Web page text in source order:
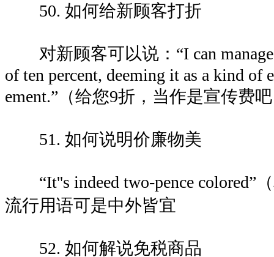
50. 如何给新顾客打折
对新顾客可以说：“I can manage
of ten percent, deeming it as a kind of
ement.”（给您9折，当作是宣传费
51. 如何说明价廉物美
“It''s indeed two-pence colored”
流行用语可是中外皆宜
52. 如何解说免税商品